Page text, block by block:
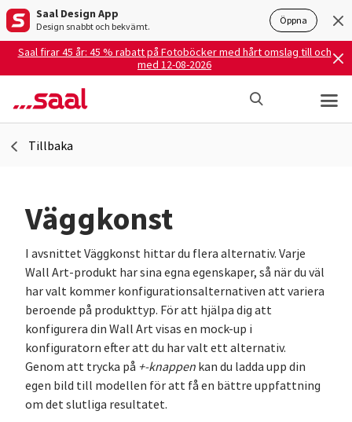
Saal Design App
Design snabbt och bekvämt. Öppna
Saal firar 45 år: 45 % rabatt på Fotoböcker med hårt omslag till och
med 12-08-2026
Tillbaka
Väggkonst
I avsnittet Väggkonst hittar du flera alternativ. Varje
Wall Art-produkt har sina egna egenskaper, så när du väl
har valt kommer konfigurationsalternativen att variera
beroende på produkttyp. För att hjälpa dig att
konfigurera din Wall Art visas en mock-up i
konfiguratorn efter att du har valt ett alternativ.
Genom att trycka på +-knappen kan du ladda upp din
egen bild till modellen för att få en bättre uppfattning
om det slutliga resultatet.